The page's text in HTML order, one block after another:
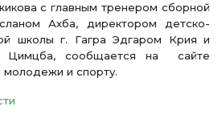
с главным тренером сборной
Ахба, директором детско-
школы г. Гагра Эдгаром Крия и
Цимцба, сообщается на сайте
молодежи и спорту.